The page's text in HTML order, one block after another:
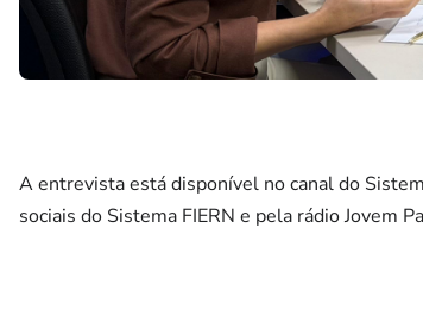
A entrevista está disponível no canal do
sociais do Sistema FIERN e pela rádio Jovem